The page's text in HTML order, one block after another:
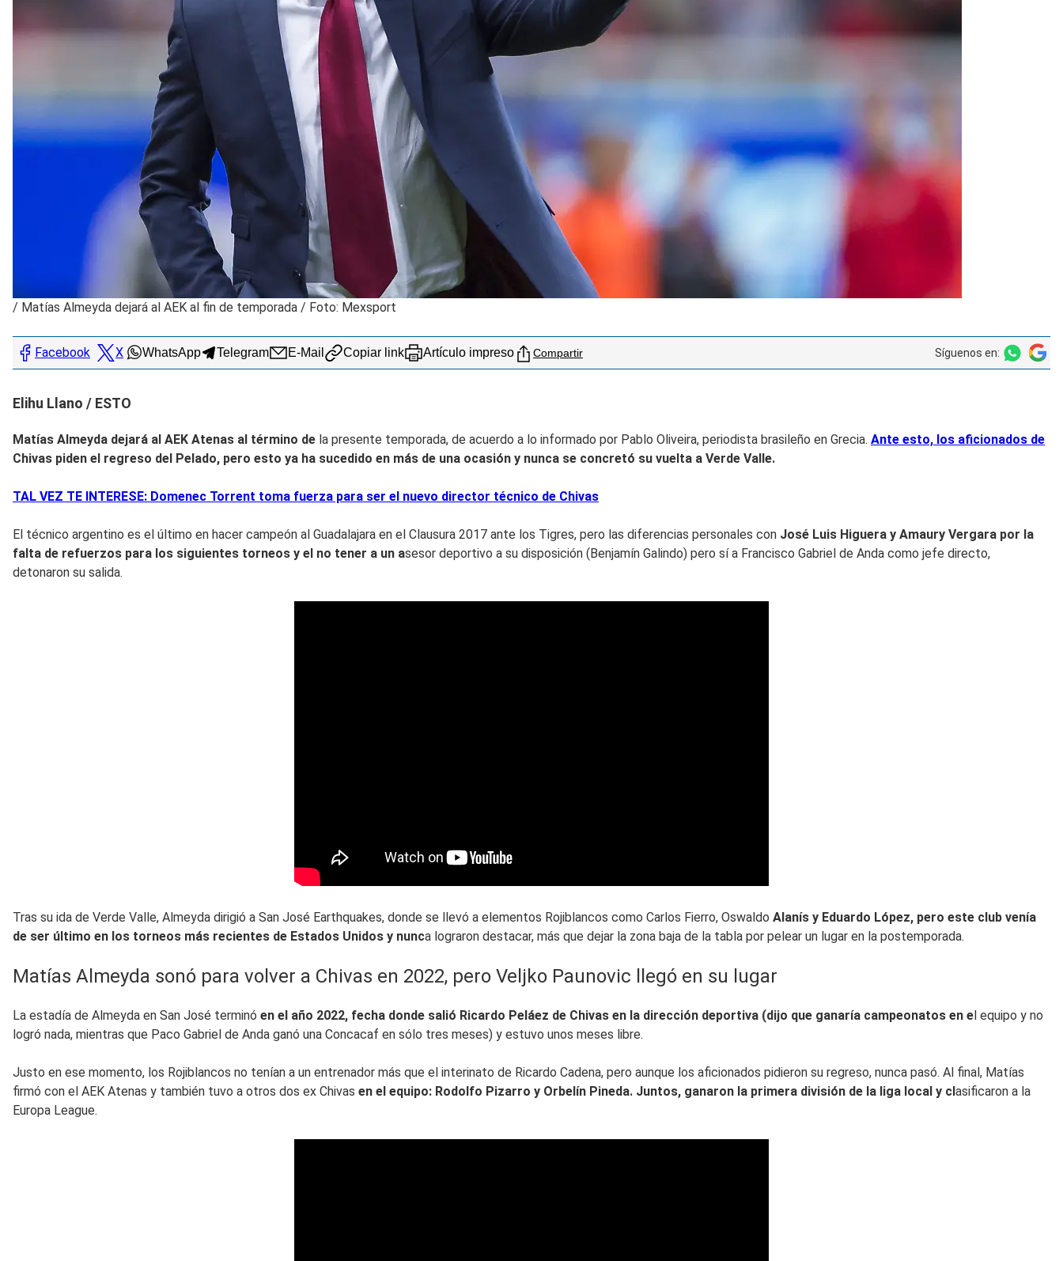
/ Matías Almeyda dejará al AEK al fin de temporada / Foto: Mexsport
Facebook X WhatsApp Telegram E-Mail Copiar link Artículo impreso Compartir Síguenos en:
Elihu Llano / ESTO
Matías Almeyda dejará al AEK Atenas al término de la presente temporada, de acuerdo a lo informado por Pablo Oliveira, periodista brasileño en Grecia. Ante esto, los aficionados de
Chivas piden el regreso del Pelado, pero esto ya ha sucedido en más de una ocasión y nunca se concretó su vuelta a Verde Valle.
TAL VEZ TE INTERESE: Domenec Torrent toma fuerza para ser el nuevo director técnico de Chivas
El técnico argentino es el último en hacer campeón al Guadalajara en el Clausura 2017 ante los Tigres, pero las diferencias personales con José Luis Higuera y Amaury Vergara por la
falta de refuerzos para los siguientes torneos y el no tener a un asesor deportivo a su disposición (Benjamín Galindo) pero sí a Francisco Gabriel de Anda como jefe directo,
detonaron su salida.
Tras su ida de Verde Valle, Almeyda dirigió a San José Earthquakes, donde se llevó a elementos Rojiblancos como Carlos Fierro, Oswaldo Alanís y Eduardo López, pero este club venía
de ser último en los torneos más recientes de Estados Unidos y nunca lograron destacar, más que dejar la zona baja de la tabla por pelear un lugar en la postemporada.
Matías Almeyda sonó para volver a Chivas en 2022, pero Veljko Paunovic llegó en su lugar
La estadía de Almeyda en San José terminó en el año 2022, fecha donde salió Ricardo Peláez de Chivas en la dirección deportiva (dijo que ganaría campeonatos en el equipo y no
logró nada, mientras que Paco Gabriel de Anda ganó una Concacaf en sólo tres meses) y estuvo unos meses libre.
Justo en ese momento, los Rojiblancos no tenían a un entrenador más que el interinato de Ricardo Cadena, pero aunque los aficionados pidieron su regreso, nunca pasó. Al final, Matías
firmó con el AEK Atenas y también tuvo a otros dos ex Chivas en el equipo: Rodolfo Pizarro y Orbelín Pineda. Juntos, ganaron la primera división de la liga local y clasificaron a la
Europa League.